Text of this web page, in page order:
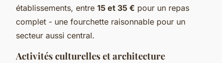
établissements, entre 15 et 35 € pour un repas
complet - une fourchette raisonnable pour un
secteur aussi central.
Activités culturelles et architecture